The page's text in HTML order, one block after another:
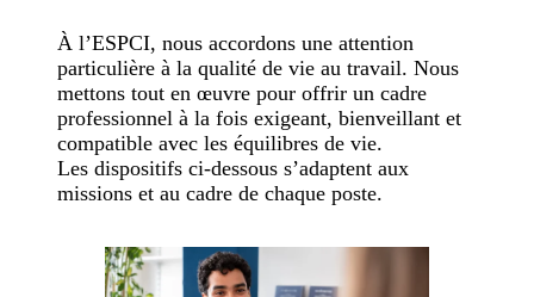
À l’ESPCI, nous accordons une attention
particulière à la qualité de vie au travail. Nous
mettons tout en œuvre pour offrir un cadre
professionnel à la fois exigeant, bienveillant et
compatible avec les équilibres de vie.
Les dispositifs ci-dessous s’adaptent aux
missions et au cadre de chaque poste.